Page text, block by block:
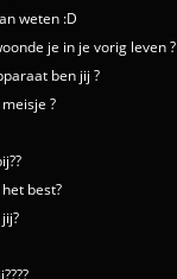
weten :D
je in je vorig leven ?
ben jij ?
?
best?